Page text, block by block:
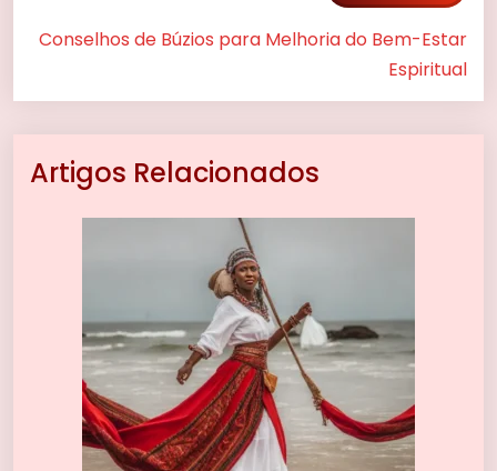
Conselhos de Búzios para Melhoria do Bem-Estar
Espiritual
Artigos Relacionados